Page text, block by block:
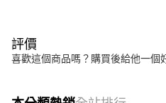
評價
喜歡這個商品嗎？購買後給他一個